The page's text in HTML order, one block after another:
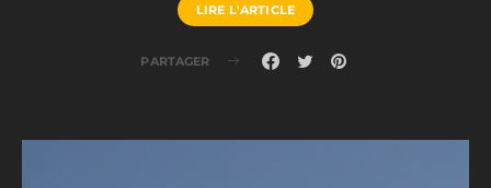
LIRE L'ARTICLE
PARTAGER